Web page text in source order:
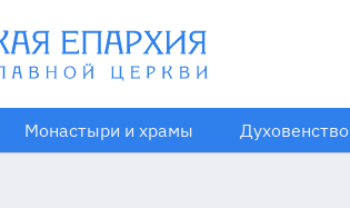
Монастыри и храмы Духовенство